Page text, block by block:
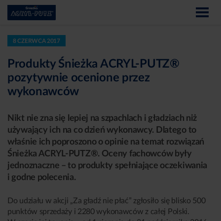
8 CZERWCA 2017
Produkty Śnieżka ACRYL-PUTZ®
pozytywnie ocenione przez
wykonawców
Nikt nie zna się lepiej na szpachlach i gładziach niż
używający ich na co dzień wykonawcy. Dlatego to
właśnie ich poproszono o opinie na temat rozwiązań
Śnieżka ACRYL-PUTZ®. Oceny fachowców były
jednoznaczne – to produkty spełniające oczekiwania
i godne polecenia.
Do udziału w akcji „Za gładź nie płać” zgłosiło się blisko 500
punktów sprzedaży i 2280 wykonawców z całej Polski.